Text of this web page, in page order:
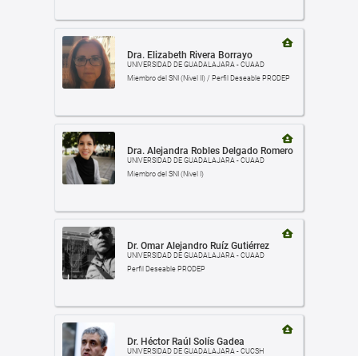
Dra. Elizabeth Rivera Borrayo
UNIVERSIDAD DE GUADALAJARA - CUAAD
Miembro del SNI (Nivel II) / Perfil Deseable PRODEP
Dra. Alejandra Robles Delgado Romero
UNIVERSIDAD DE GUADALAJARA - CUAAD
Miembro del SNI (Nivel I)
Dr. Omar Alejandro Ruíz Gutiérrez
UNIVERSIDAD DE GUADALAJARA - CUAAD
Perfil Deseable PRODEP
Dr. Héctor Raúl Solís Gadea
UNIVERSIDAD DE GUADALAJARA - CUCSH